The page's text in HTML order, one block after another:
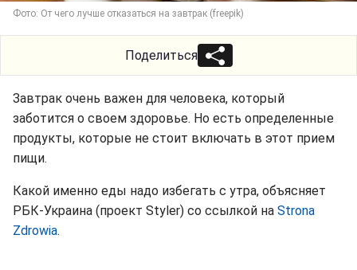
Фото: От чего лучше отказаться на завтрак (freepik)
Поделиться
Завтрак очень важен для человека, который
заботится о своем здоровье. Но есть определенные
продукты, которые не стоит включать в этот прием
пищи.
Какой именно еды надо избегать с утра, объясняет
РБК-Украина (проект Styler) со ссылкой на Strona
Zdrowia.